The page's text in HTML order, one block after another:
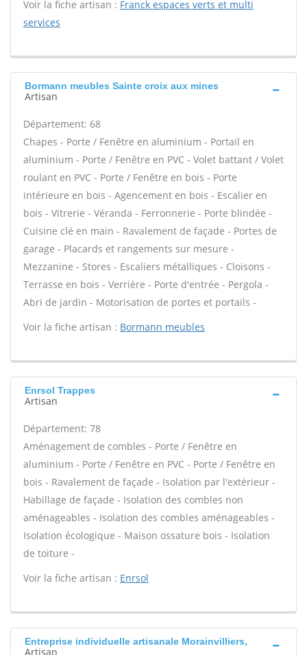
Voir la fiche artisan : Franck espaces verts et multi
services
Bormann meubles Sainte croix aux mines
Artisan
Département: 68
Chapes - Porte / Fenêtre en aluminium - Portail en
aluminium - Porte / Fenêtre en PVC - Volet battant / Volet
roulant en PVC - Porte / Fenêtre en bois - Porte
intérieure en bois - Agencement en bois - Escalier en
bois - Vitrerie - Véranda - Ferronnerie - Porte blindée -
Cuisine clé en main - Ravalement de façade - Portes de
garage - Placards et rangements sur mesure -
Mezzanine - Stores - Escaliers métalliques - Cloisons -
Terrasse en bois - Verrière - Porte d'entrée - Pergola -
Abri de jardin - Motorisation de portes et portails -
Voir la fiche artisan : Bormann meubles
Enrsol Trappes
Artisan
Département: 78
Aménagement de combles - Porte / Fenêtre en
aluminium - Porte / Fenêtre en PVC - Porte / Fenêtre en
bois - Ravalement de façade - Isolation par l'extérieur -
Habillage de façade - Isolation des combles non
aménageables - Isolation des combles aménageables -
Isolation écologique - Maison ossature bois - Isolation
de toiture -
Voir la fiche artisan : Enrsol
Entreprise individuelle artisanale Morainvilliers,
Artisan